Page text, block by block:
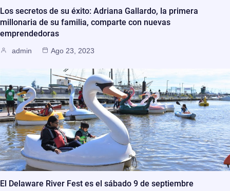
Los secretos de su éxito: Adriana Gallardo, la primera
millonaria de su familia, comparte con nuevas
emprendedoras
admin Ago 23, 2023
El Delaware River Fest es el sábado 9 de septiembre